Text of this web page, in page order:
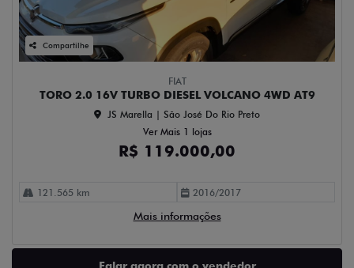
Compartilhe
FIAT
TORO 2.0 16V TURBO DIESEL VOLCANO 4WD AT9
JS Marella | São José Do Rio Preto
Ver Mais 1 lojas
R$ 119.000,00
121.565 km 2016/2017
Mais informações